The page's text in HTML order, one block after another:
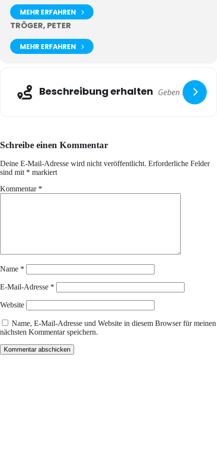
MEHR ERFAHREN
TRÖGER, PETER
MEHR ERFAHREN
Beschreibung erhalten
Schreibe einen Kommentar
Deine E-Mail-Adresse wird nicht veröffentlicht. Erforderliche Felder
sind mit * markiert
Kommentar *
Name *
E-Mail-Adresse *
Website
Name, E-Mail-Adresse und Website in diesem Browser für meinen
nächsten Kommentar speichern.